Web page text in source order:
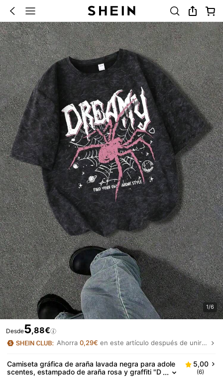
1/6
Desde5,88€
Ahorra 0,29€ en este artículo después de unirte.
Camiseta gráfica de araña lavada negra para adole
scentes, estampado de araña rosa y graffiti "D
5,00
(6)